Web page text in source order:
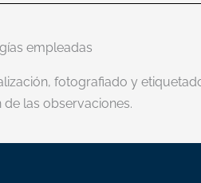
empleadas
fotografiado y
las observaciones.